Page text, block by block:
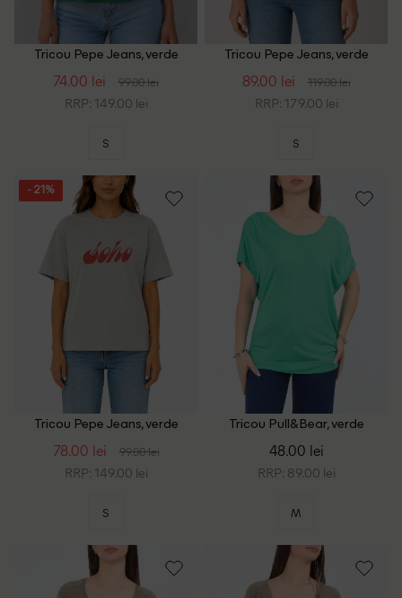
Tricou Pepe Jeans, verde
74.00 lei 99.00 lei
RRP: 149.00 lei
S
Tricou Pepe Jeans, verde
89.00 lei 119.00 lei
RRP: 179.00 lei
S
- 21%
Tricou Pepe Jeans, verde
78.00 lei 99.00 lei
RRP: 149.00 lei
S
Tricou Pull&Bear, verde
48.00 lei
RRP: 89.00 lei
M